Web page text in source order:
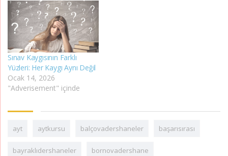
Sınav Kaygısının Farklı
Yüzleri: Her Kaygı Aynı Değil
Ocak 14, 2026
"Adverisement" içinde
ayt aytkursu balçovadershaneler başarısırası
bayraklıdershaneler bornovadershane